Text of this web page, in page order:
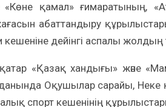
«Көне қамал» ғимаратының,
абаттандыру
кешеніне дейінгі аспалы
«Қазақ хандығы» және
Оқушылар сарайы, Неке
спорт кешенінің